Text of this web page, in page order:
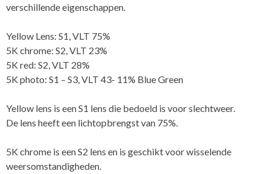
verschillende eigenschappen.
Yellow Lens: S1, VLT 75%
5K chrome: S2, VLT 23%
5K red: S2, VLT 28%
5K photo: S1 – S3, VLT 43- 11% Blue Green
Yellow lens is een S1 lens die bedoeld is voor slechtweer.
De lens heeft een lichtopbrengst van 75%.
5K chrome is een S2 lens en is geschikt voor wisselende
weersomstandigheden.